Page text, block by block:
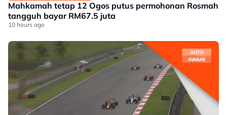
Mahkamah tetap 12 Ogos putus permohonan Rosmah
tangguh bayar RM67.5 juta
10 hours ago